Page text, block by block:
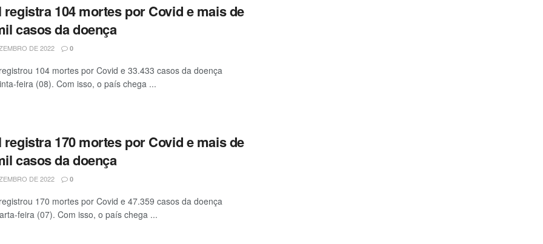
104 mortes por Covid e mais de
casos da doença
DE 2022 0
104 mortes por Covid e 33.433 casos da doença
feira (08). Com isso, o país chega ...
170 mortes por Covid e mais de
casos da doença
DE 2022 0
170 mortes por Covid e 47.359 casos da doença
feira (07). Com isso, o país chega ...